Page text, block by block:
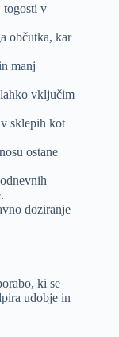
togosti v
občutka, kar
manj
vključim
sklepih kot
ostane
doziranje
ki se
udobje in